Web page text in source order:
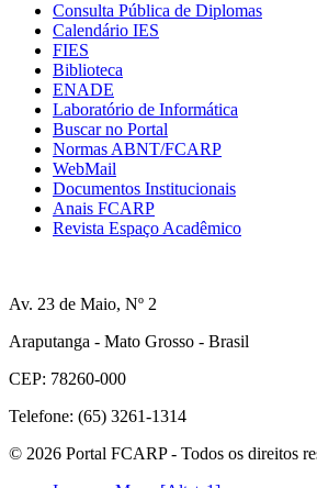
Consulta Pública de Diplomas
Calendário IES
FIES
Biblioteca
ENADE
Laboratório de Informática
Buscar no Portal
Normas ABNT/FCARP
WebMail
Documentos Institucionais
Anais FCARP
Revista Espaço Acadêmico
Av. 23 de Maio, Nº 2
Araputanga - Mato Grosso - Brasil
CEP: 78260-000
Telefone: (65) 3261-1314
© 2026 Portal FCARP - Todos os direitos